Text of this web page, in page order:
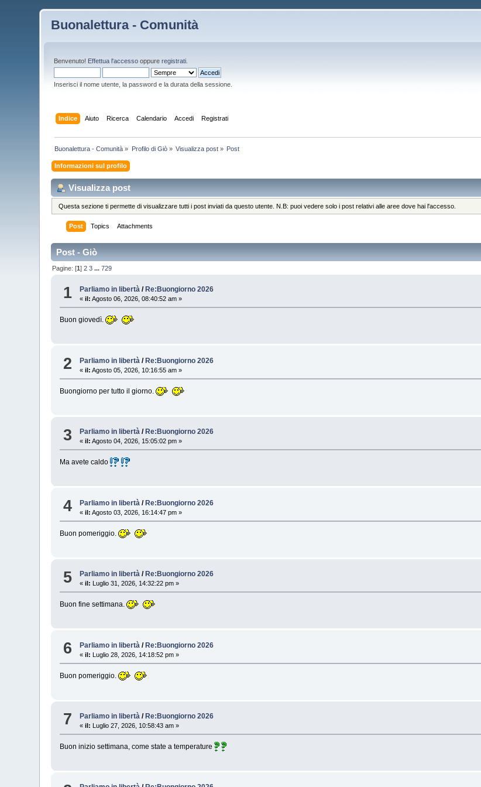
Buonalettura - Comunità
Benvenuto! Effettua l'accesso oppureregistrati
Inserisci il nome utente, la password e la durata della sessione.
Indice Aiuto Ricerca Calendario Accedi Registrati
Buonalettura - Comunità » Profilo di Giò» Visualizza post » Post
Informazioni sul profilo
Visualizza post
Questa sezione ti permette di visualizzare tutti i post inviati da questo utente. N.B: puoi vedere solo i post relativi alle aree dove hai l'accesso.
Post Topics Attachments
Post - Giò
Pagine: [1]2 3 ...729
1 Parliamo in libertà / Re:Buongiorno 2026
«il: Agosto 06, 2026, 08:40:52 am »
Buon giovedì.
2 Parliamo in libertà /Re:Buongiorno 2026
«il: Agosto 05, 2026, 10:16:55 am »
Buongiorno per tutto il giorno.
3 Parliamo in libertà / Re:Buongiorno 2026
«il: Agosto 04, 2026, 15:05:02 pm »
Ma avete caldo
4 Parliamo in libertà /Re:Buongiorno 2026
«il: Agosto 03, 2026, 16:14:47 pm »
Buon pomeriggio.
5 Parliamo in libertà / Re:Buongiorno 2026
«il: Luglio 31, 2026, 14:32:22 pm »
Buon fine settimana.
6 Parliamo in libertà /Re:Buongiorno 2026
«il: Luglio 28, 2026, 14:18:52 pm »
Buon pomeriggio.
7 Parliamo in libertà / Re:Buongiorno 2026
«il: Luglio 27, 2026, 10:58:43 am »
Buon inizio settimana, come state a temperature